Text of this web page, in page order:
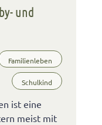
und
Familienleben
Schulkind
ist eine
meist mit